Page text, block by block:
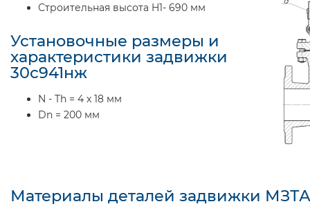
Строительная высота H1- 690 мм
Установочные размеры и
характеристики задвижки
30с941нж
N - Th = 4 x 18 мм
Dn = 200 мм
Материалы деталей задвижки